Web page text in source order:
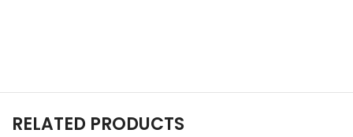
RELATED PRODUCTS